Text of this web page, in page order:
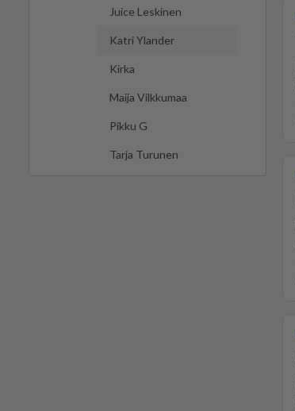
Juice Leskinen
Katri Ylander
Kirka
Maija Vilkkumaa
Pikku G
Tarja Turunen